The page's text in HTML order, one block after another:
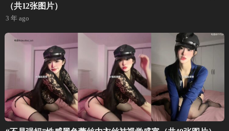
（共12张图片）
3 年 ago